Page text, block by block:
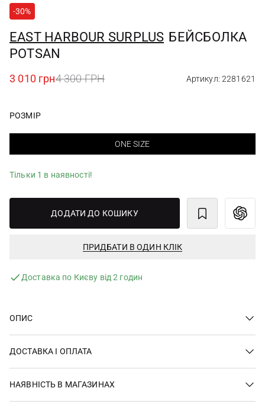
-30%
EAST HARBOUR SURPLUS БЕЙСБОЛКА
POTSAN
3 010 грн4 300 ГРН Артикул: 2281621
РОЗМІР
ONE SIZE
Тільки 1 в наявності!
ДОДАТИ ДО КОШИКУ
ПРИДБАТИ В ОДИН КЛІК
Доставка по Києву від 2 годин
ОПИС
ДОСТАВКА І ОПЛАТА
НАЯВНІСТЬ В МАГАЗИНАХ